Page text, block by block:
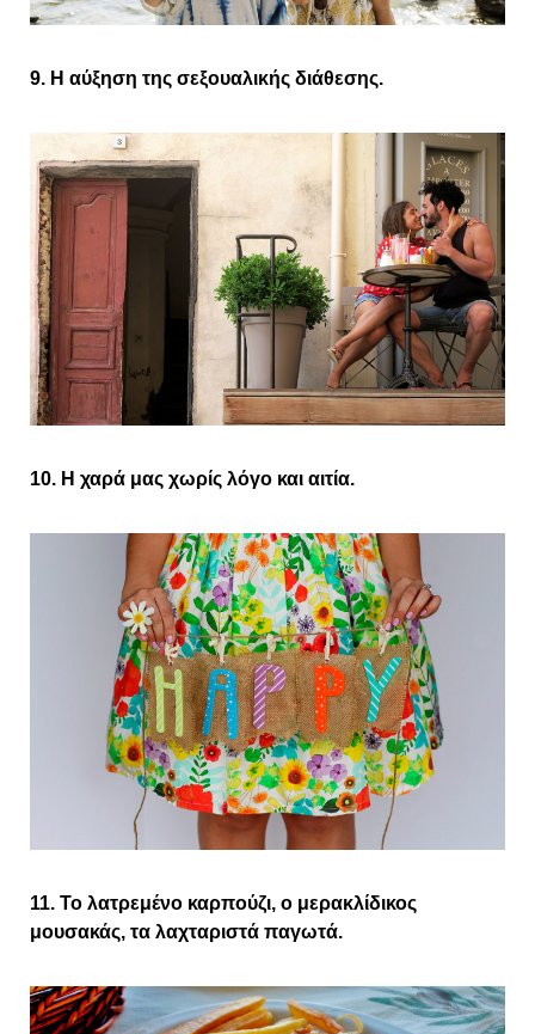
9. Η αύξηση της σεξουαλικής διάθεσης.
10. Η χαρά μας χωρίς λόγο και αιτία.
11. Το λατρεμένο καρπούζι, ο μερακλίδικος
μουσακάς, τα λαχταριστά παγωτά.